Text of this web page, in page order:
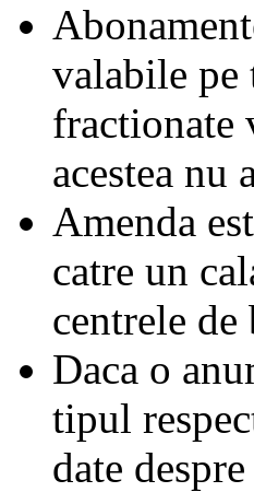
valabile pe
fractionate
acestea nu
Amenda
catre un
centrele de
Daca o
tipul
date